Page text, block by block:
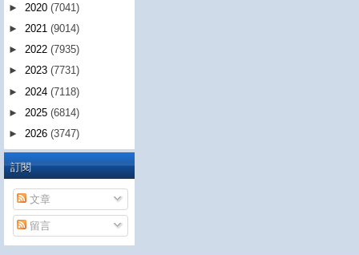
► 2020 (7041)
► 2021 (9014)
► 2022 (7935)
► 2023 (7731)
► 2024 (7118)
► 2025 (6814)
► 2026 (3747)
訂閱
文章
留言